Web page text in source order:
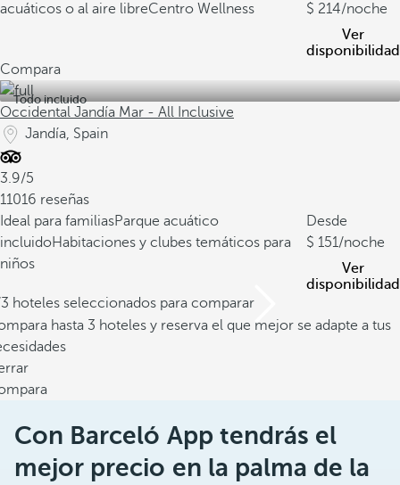
acuáticos o al aire libreCentro Wellness
214/noche
Ver
disponibilidad
Compara
Todo incluido
Occidental Jandía Mar - All Inclusive
Jandía, Spain
3.9/5
11016 reseñas
Ideal para familiasParque acuático
incluidoHabitaciones y clubes temáticos para
niños
Desde
151/noche
Ver
disponibilidad
hoteles seleccionados para comparar
hasta 3 hoteles y reserva el que mejor se adapte a tus
Con Barceló App tendrás el
mejor precio en la palma de la